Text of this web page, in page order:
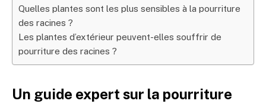
Quelles plantes sont les plus sensibles à la pourriture
des racines ?
Les plantes d’extérieur peuvent-elles souffrir de
pourriture des racines ?
Un guide expert sur la pourriture